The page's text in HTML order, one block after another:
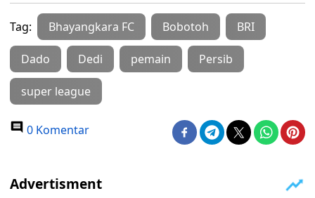
Tag: Bhayangkara FC Bobotoh BRI
Dado Dedi pemain Persib
super league
0 Komentar